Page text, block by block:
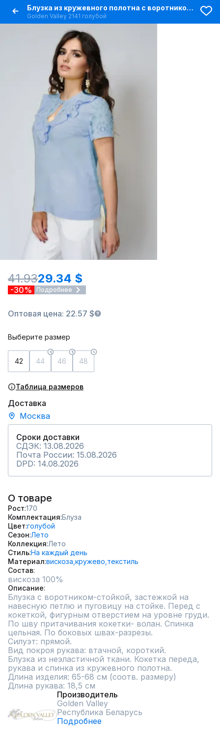
Блузка из кружевного полотна с воротником-стойкой
Golden Valley 2141 голубой
41.9329.34 $
-30% Подробнее
Оптовая цена: 22.57 $
Выберите размер
42 44 46 48
Таблица размеров
Доставка
Москва
Сроки доставки
СДЭК: 13.08.2026
Почта России: 15.08.2026
DPD: 14.08.2026
О товаре
Рост 170
Комплектация Блуза
Цвет голубой
Сезон Лето
Коллекция Лето
СтильНа каждый день
Материал вискоза, кружево, текстиль
Состав
вискоза 100%
Описание
Блузка с воротником-стойкой, застежкой на
навесную петлю и пуговицу на стойке. Перед с
кокеткой, фигурным отверстием на уровне груди.
По шву притачивания кокетки- волан. Спинка
цельная. По боковых швах-разрезы.
Силуэт: прямой.
Вид покроя рукава: втачной, короткий.
Блузка из неэластичной ткани. Кокетка переда,
рукава и спинка из кружевного полотна.
Длина изделия: 65-68 см (соотв. размеру)
Длина рукава: 18,5 см
Производитель
Golden Valley
Республика Беларусь
Подробнее